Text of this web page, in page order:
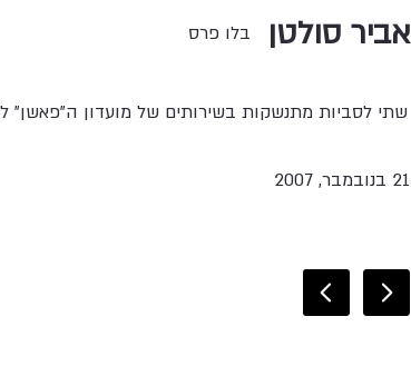
אביר סולטן בלו פרס
שתי לסביות מתנשקות בשירותים של מועדון ה"פאשן"
21 בנובמבר, 2007